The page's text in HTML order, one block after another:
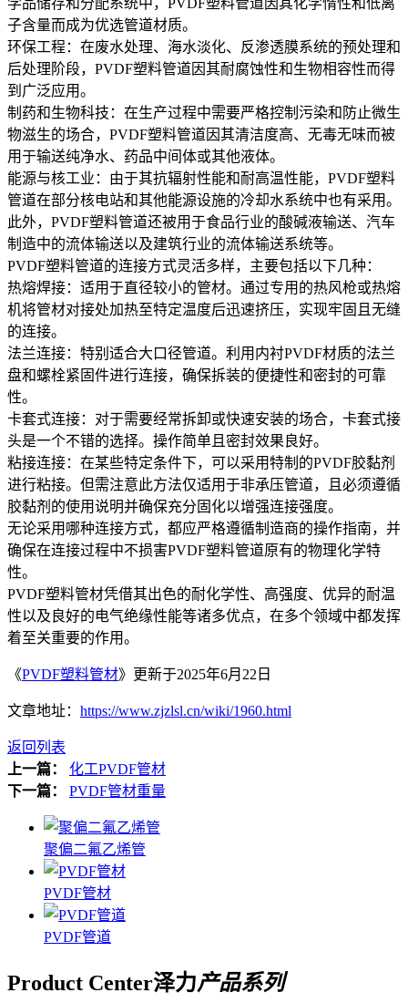
子含量而成为优选管道材质。
‌环保工程‌：在废水处理、海水淡化、反渗透膜系统的预处理和
后处理阶段，PVDF塑料管道因其耐腐蚀性和生物相容性而得
到广泛应用。
‌制药和生物科技‌：在生产过程中需要严格控制污染和防止微生
物滋生的场合，PVDF塑料管道因其清洁度高、无毒无味而被
用于输送纯净水、药品中间体或其他液体。
‌能源与核工业‌：由于其抗辐射性能和耐高温性能，PVDF塑料
管道在部分核电站和其他能源设施的冷却水系统中也有采用。
此外，PVDF塑料管道还被用于食品行业的酸碱液输送、汽车
制造中的流体输送以及建筑行业的流体输送系统等。
PVDF塑料管道的连接方式灵活多样，主要包括以下几种：
‌热熔焊接‌：适用于直径较小的管材。通过专用的热风枪或热熔
机将管材对接处加热至特定温度后迅速挤压，实现牢固且无缝
的连接。
‌法兰连接‌：特别适合大口径管道。利用内衬PVDF材质的法兰
盘和螺栓紧固件进行连接，确保拆装的便捷性和密封的可靠
性。
‌卡套式连接‌：对于需要经常拆卸或快速安装的场合，卡套式接
头是一个不错的选择。操作简单且密封效果良好。
‌粘接连接‌：在某些特定条件下，可以采用特制的PVDF胶黏剂
进行粘接。但需注意此方法仅适用于非承压管道，且必须遵循
胶黏剂的使用说明并确保充分固化以增强连接强度。
无论采用哪种连接方式，都应严格遵循制造商的操作指南，并
确保在连接过程中不损害PVDF塑料管道原有的物理化学特
性。
PVDF塑料管材凭借其出色的耐化学性、高强度、优异的耐温
性以及良好的电气绝缘性能等诸多优点，在多个领域中都发挥
着至关重要的作用。
《PVDF塑料管材》更新于2025年6月22日
文章地址： https://www.zjzlsl.cn/wiki/1960.html
返回列表
上一篇：
化工PVDF管材
下一篇：
PVDF管材重量
聚偏二氟乙烯管
PVDF管材
PVDF管道
Product Center泽力产品系列